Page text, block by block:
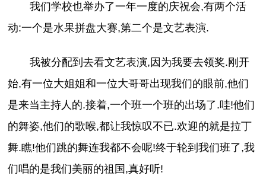
我们学校也举办了一年一度的庆祝会,有两个活
动:一个是水果拼盘大赛,第二个是文艺表演.
我被分配到去看文艺表演,因为我要去领奖.刚开
始,有一位大姐姐和一位大哥哥出现我们的眼前,他们
是来当主持人的.接着,一个班一个班的出场了.哇!他们
的舞姿,他们的歌喉,都让我惊叹不已.欢迎的就是拉丁
舞.瞧!他们跳的舞连我都不会呢!终于轮到我们班了,我
们唱的是我们美丽的祖国,真好听!